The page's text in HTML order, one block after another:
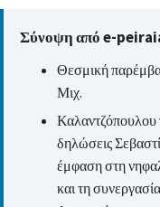
Σύνοψη από e-
Θεσμική
Μιχ.
Καλαντζόπουλου
δηλώσεις
έμφαση στη
και τη